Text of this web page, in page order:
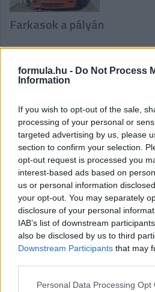
formula.hu - Do Not Process
Information
If you wish to opt-out of the sale,
processing of your personal or
targeted advertising by us, please
section to confirm your selection.
opt-out request is processed you
interest-based ads based on
us or personal information
your opt-out. You may separately
disclosure of your personal
IAB’s list of downstream
also be disclosed by us to third
Downstream Participants that may
Please note that this website/app
Personal Data Processing Opt
Farkasok a pályán
Újra nála az arany:
Tibor
Hallgasd meg a Formula
legfrissebb adását!